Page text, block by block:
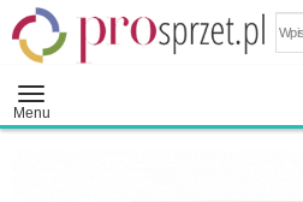
Menu